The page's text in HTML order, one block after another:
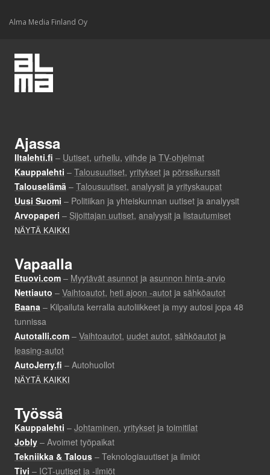
Alma Media Finland Oy